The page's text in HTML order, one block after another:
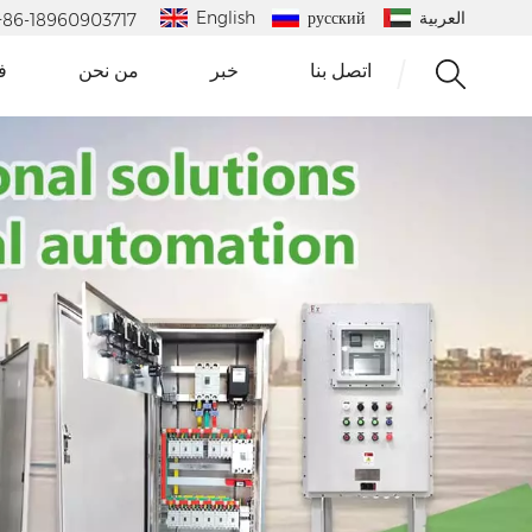
English русский العربية 18960903717
من نحن خبر اتصل بنا